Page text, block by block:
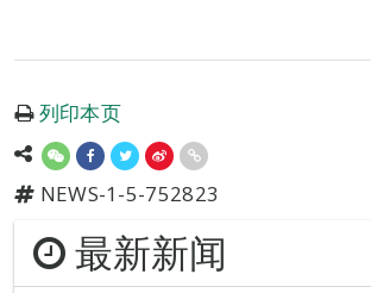
列印本页
NEWS-1-5-752823
最新新闻